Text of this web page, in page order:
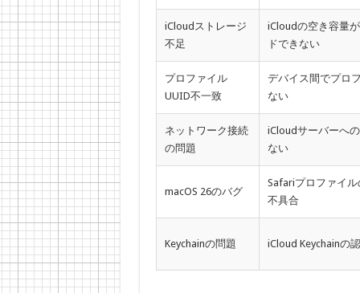
iCloudストレージ
不足
iCloudの空き容量
ドできない
プロファイル
UUID不一致
デバイス間でプロ
ない
ネットワーク接続
の問題
iCloudサーバーへ
ない
macOS 26のバグ
Safariプロファイ
不具合
Keychainの問題 iCloud Keychainの